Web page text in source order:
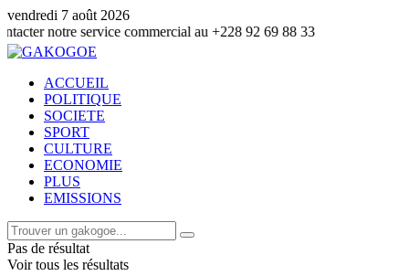
vendredi 7 août 2026
service commercial au +228 92 69 88 33
ACCUEIL
POLITIQUE
SOCIETE
SPORT
CULTURE
ECONOMIE
PLUS
EMISSIONS
Pas de résultat
Voir tous les résultats